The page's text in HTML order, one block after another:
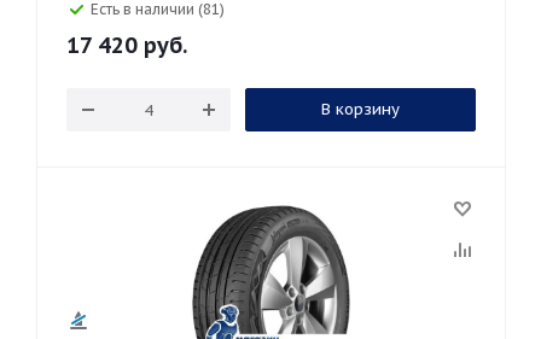
Есть в наличии (81)
17 420 руб.
В корзину